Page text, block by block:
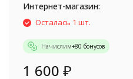
Интернет-магазин:
Осталась 1 шт.
Начислим+80 бонусов
1 600 ₽